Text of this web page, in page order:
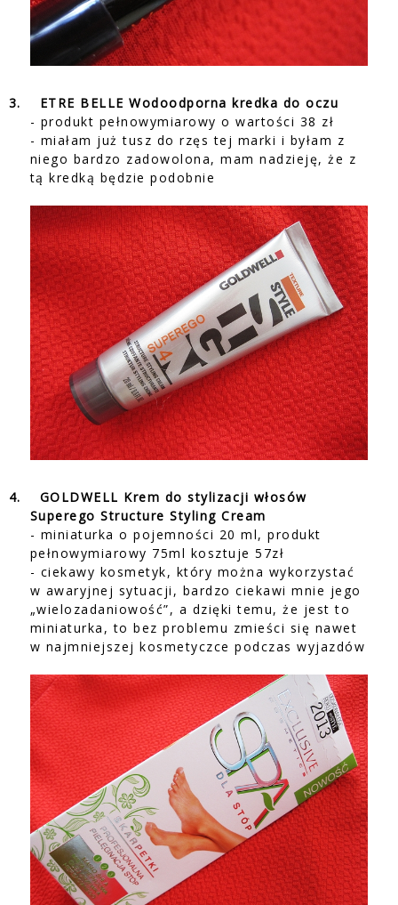
3.
ETRE BELLE Wodoodporna kredka do oczu
- produkt pełnowymiarowy o wartości 38 zł
- miałam już tusz do rzęs tej marki i byłam z
niego bardzo zadowolona, mam nadzieję, że z
tą kredką będzie podobnie
4.
GOLDWELL Krem do stylizacji włosów
Superego Structure Styling Cream
- miniaturka o pojemności 20 ml, produkt
pełnowymiarowy 75ml kosztuje 57zł
- ciekawy kosmetyk, który można wykorzystać
w awaryjnej sytuacji, bardzo ciekawi mnie jego
„wielozadaniowość”, a dzięki temu, że jest to
miniaturka, to bez problemu zmieści się nawet
w najmniejszej kosmetyczce podczas wyjazdów